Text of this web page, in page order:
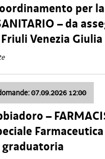
per
– da
Venezia Giulia
07.09.2026 12:00
–
graduatoria